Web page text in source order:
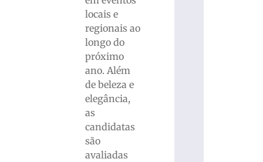
locais e
regionais ao
longo do
próximo
ano. Além
de beleza e
elegância,
as
candidatas
são
avaliadas